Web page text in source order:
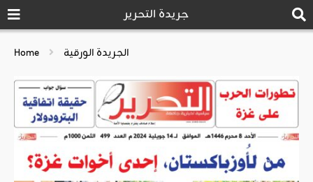
جريدة التحرير
Home الجريدة الورقية